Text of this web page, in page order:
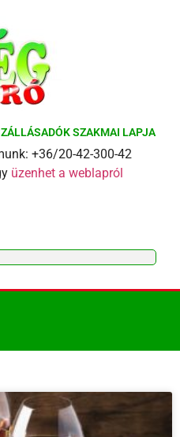
SZAKMAI LAPJA
+36/20-42-300-42
üzenhet a weblapról